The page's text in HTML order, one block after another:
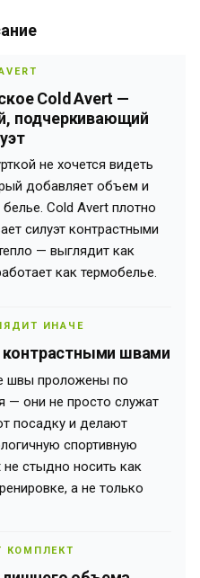
Cold Avert —
подчеркивающий
не хочется видеть
добавляет объем и
Cold Avert плотно
силуэт контрастными
— выглядит как
как термобелье.
ИНАЧЕ
контрастными швами
швы проложены по
— они не просто служат
посадку и делают
спортивную
стыдно носить как
а не только
КОМПЛЕКТ